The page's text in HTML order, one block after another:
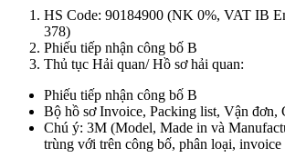
HS Code: 90184900 (NK 0%, VAT IB
378)
Phiếu tiếp nhận công bố B
Thủ tục Hải quan/ Hồ sơ hải quan:
Phiếu tiếp nhận công bố B
Bộ hồ sơ Invoice, Packing list, Vận đơn,
Chú ý: 3M (Model, Made in và
trùng với trên công bố, phân loại,